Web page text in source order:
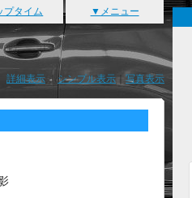
プタイム ▼メニュー
詳細表示｜シンプル表示｜ 写真表示